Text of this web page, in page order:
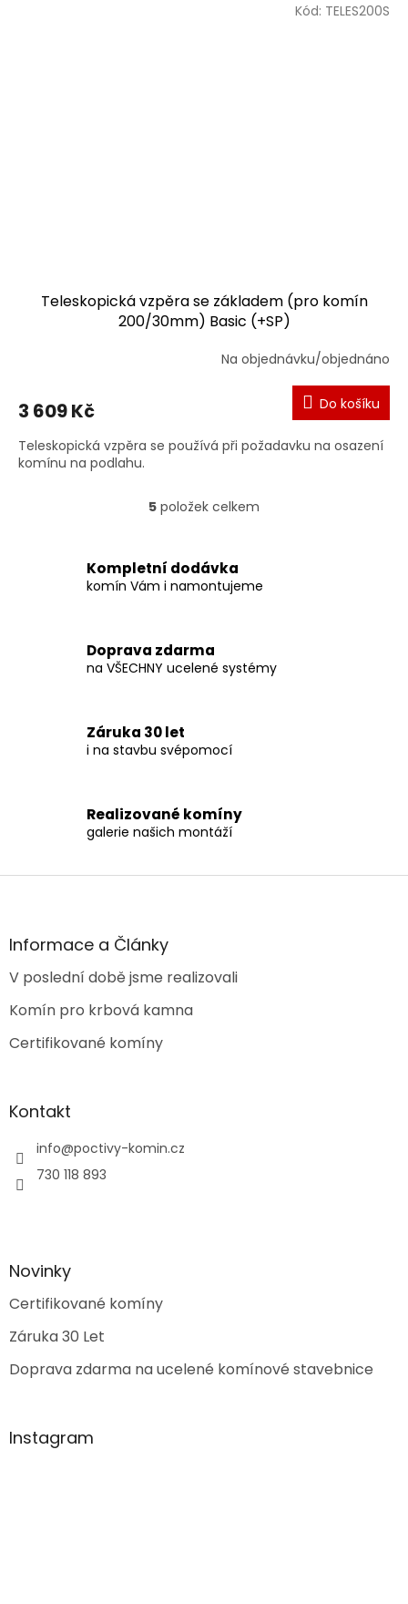
Teleskopická vzpěra se základem (pro komín
200/30mm) Basic (+SP)
Na objednávku/objednáno
3 609 Kč Do košíku
Teleskopická vzpěra se používá při požadavku na osazení
komínu na podlahu.
Kód: TELES200S
O
á
d
p
r
ý
s
u
5 položek celkem
Kompletní dodávka
komín Vám i namontujeme
Doprava zdarma
na VŠECHNY ucelené systémy
Záruka 30 let
i na stavbu svépomocí
Realizované komíny
galerie našich montáží
Z
aInformace a Články
V poslední době jsme realizovali
Komín pro krbová kamna
Certifikované komíny
Kontakt
info@poctivy-komin.cz
730 118 893
Novinky
Certifikované komíny
Záruka 30 Let
Doprava zdarma na ucelené komínové stavebnice
Instagram